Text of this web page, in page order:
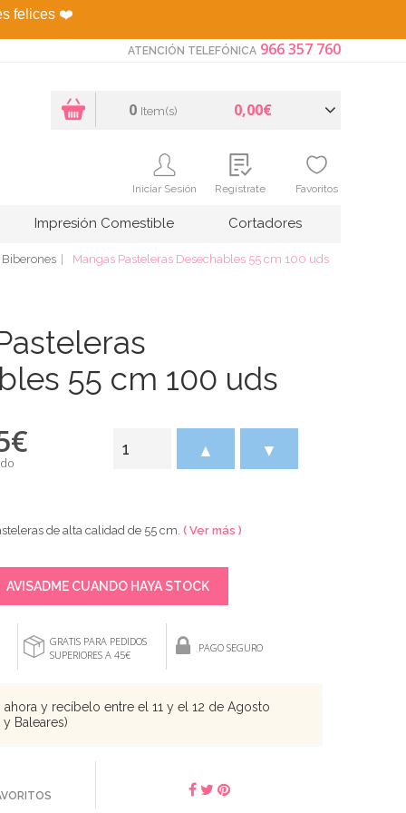
felices ❤️
ATENCIÓN TELEFÓNICA 966 357 760
0 Item(s) 0,00€
Iniciar Sesión Regístrate Favoritos
Impresión Comestible Cortadores
Mangas Pasteleras Desechables 55 cm 100 uds
55 cm 100 uds
€ ▲ ▼
de alta calidad de 55 cm. ( Ver más )
AVISADME CUANDO HAYA STOCK
GRATIS PARA PEDIDOS
SUPERIORES A 45€
PAGO SEGURO
y recíbelo entre el 11 y el 12 de Agosto
Baleares)